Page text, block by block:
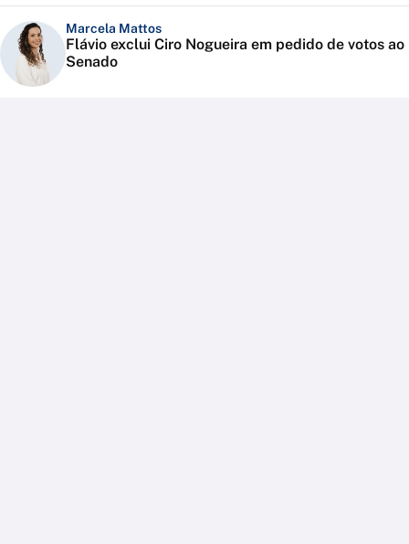
Marcela Mattos
Flávio exclui Ciro Nogueira em pedido de votos ao
Senado